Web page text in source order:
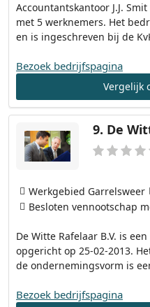
Accountantskantoor J.J.
met 5 werknemers. Het
en is ingeschreven bij de
Bezoek bedrijfspagina
Vergelijk
9. De
De Witte Rafelaar B.V. is
opgericht op 25-02-2013.
de ondernemingsvorm is
Werkgebied Garrelsweer
Besloten vennootschap
Bezoek bedrijfspagina